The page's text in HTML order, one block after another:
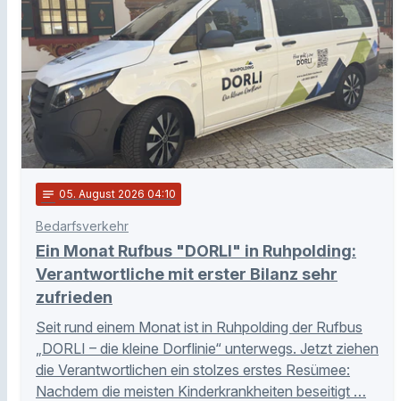
notes 05. August 2026 04:10
Bedarfsverkehr
Ein Monat Rufbus "DORLI" in Ruhpolding:
Verantwortliche mit erster Bilanz sehr
zufrieden
Seit rund einem Monat ist in Ruhpolding der Rufbus
„DORLI – die kleine Dorflinie“ unterwegs. Jetzt ziehen
die Verantwortlichen ein stolzes erstes Resümee:
Nachdem die meisten Kinderkrankheiten beseitigt …